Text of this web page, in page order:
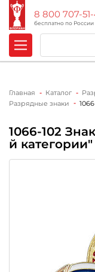
8 800 707-
бесплатно по России
Главная Каталог
Разрядные знаки
1066-102
й категории"